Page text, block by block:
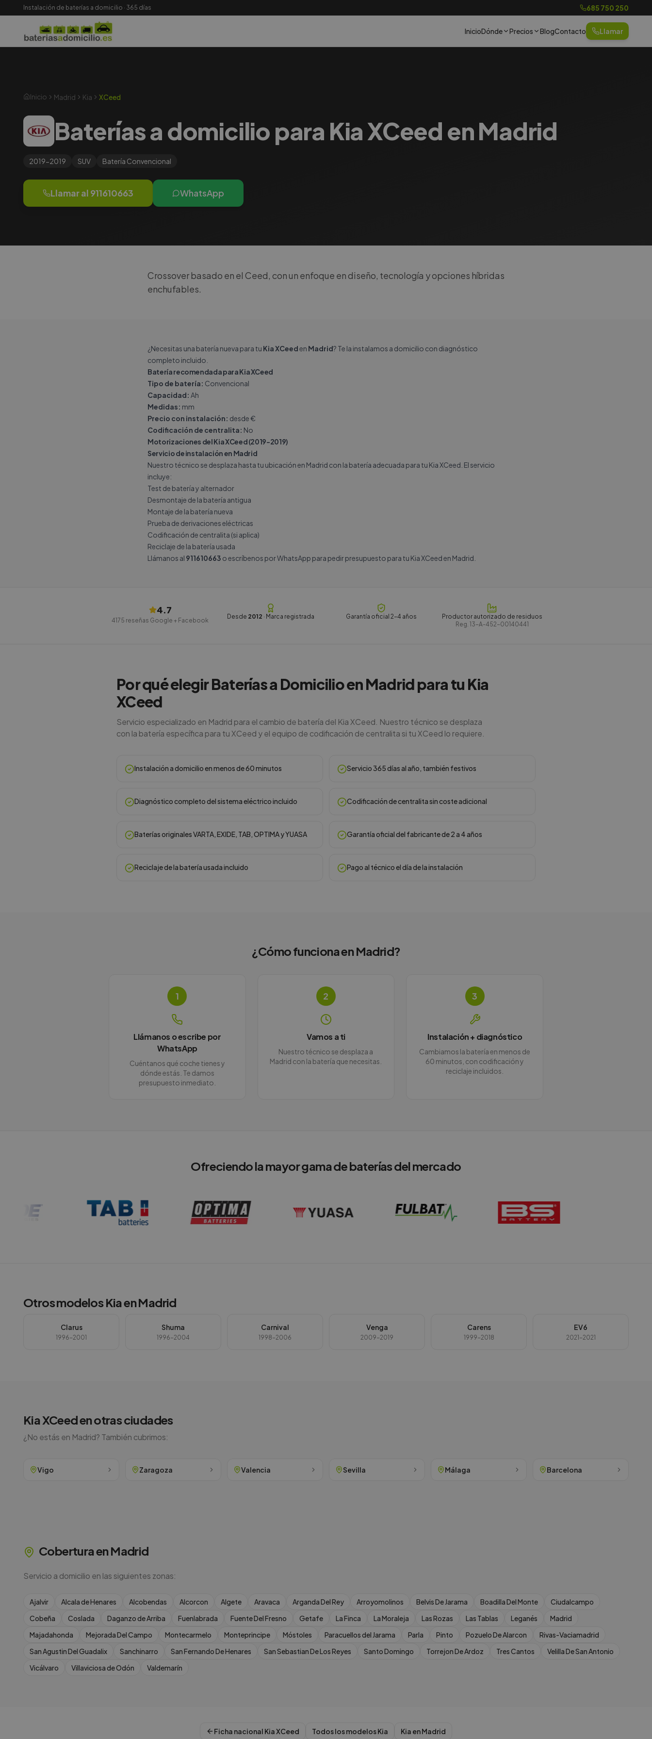
Instalación de baterías a domicilio · 365 días 685 750 250
InicioDónde Precios BlogContacto Llamar
Inicio Madrid Kia XCeed
Baterías a domicilio para Kia XCeed en Madrid
2019-2019 SUV Batería Convencional
Llamar al 911610663 WhatsApp
Crossover basado en el Ceed, con un enfoque en diseño, tecnología y opciones híbridas
enchufables.
¿Necesitas una batería nueva para tu Kia XCeeden Madrid? Te la instalamos a domicilio con diagnóstico
completo incluido.
Batería recomendada para Kia XCeed
Tipo de batería: Convencional
Capacidad: Ah
Medidas: mm
Precio con instalación: desde €
Codificación de centralita: No
Motorizaciones del Kia XCeed (2019-2019)
Servicio de instalación en Madrid
Nuestro técnico se desplaza hasta tu ubicación en Madrid con la batería adecuada para tu Kia XCeed. El servicio
incluye:
Test de batería y alternador
Desmontaje de la batería antigua
Montaje de la batería nueva
Prueba de derivaciones eléctricas
Codificación de centralita (si aplica)
Reciclaje de la batería usada
Llámanos al 911610663 o escríbenos porWhatsApp para pedir presupuesto para tu Kia XCeed en Madrid.
4.7
4175 reseñas Google + Facebook
Desde 2012 · Marca registrada Garantía oficial 2-4 años
Productor autorizado de residuos
Reg. 13-A-452-00140441
Por qué elegir Baterías a Domicilio en Madrid para tu Kia
XCeed
Servicio especializado en Madrid para el cambio de batería del Kia XCeed. Nuestro técnico se desplaza
con la batería específica para tu XCeed y el equipo de codificación de centralita si tu XCeed lo requiere.
Instalación a domicilio en menos de 60 minutos Servicio 365 días al año, también festivos
Diagnóstico completo del sistema eléctrico incluido Codificación de centralita sin coste adicional
Baterías originales VARTA, EXIDE, TAB, OPTIMA y YUASA Garantía oficial del fabricante de 2 a 4 años
Reciclaje de la batería usada incluido Pago al técnico el día de la instalación
¿Cómo funciona enMadrid?
1
Llámanos o escribe por
WhatsApp
Cuéntanos qué coche tienes y
dónde estás. Te damos
presupuesto inmediato.
2
Vamos a ti
Nuestro técnico se desplaza a
Madrid con la batería que necesitas.
3
Instalación + diagnóstico
Cambiamos la batería en menos de
60 minutos, con codificación y
reciclaje incluidos.
Ofreciendo la mayor gama de baterías del mercado
Otros modelosKiaenMadrid
Clarus
1996-2001
Shuma
1996-2004
Carnival
1998-2006
Venga
2009-2019
Carens
1999-2018
EV6
2021-2021
KiaXCeeden otras ciudades
¿No estás en Madrid? También cubrimos:
Vigo Zaragoza Valencia Sevilla Málaga Barcelona
Cobertura enMadrid
Servicio a domicilio en las siguientes zonas:
Ajalvir Alcala de Henares Alcobendas Alcorcon Algete Aravaca Arganda Del Rey Arroyomolinos Belvis De Jarama Boadilla Del Monte
Ciudalcampo
Cobeña
Coslada Daganzo de Arriba Fuenlabrada Fuente Del Fresno Getafe La Finca La Moraleja Las Rozas Las Tablas Leganés
Madrid
Majadahonda
Mejorada Del Campo Montecarmelo Monteprincipe Móstoles Paracuellos del Jarama Parla Pinto Pozuelo De Alarcon
Rivas-Vaciamadrid
San Agustin Del Guadalix
Sanchinarro San Fernando De Henares San Sebastian De Los Reyes Santo Domingo Torrejon De Ardoz Tres Cantos
Velilla De San Antonio
Vicálvaro
Villaviciosa de Odón Valdemarín
Ficha nacional KiaXCeed Todos los modelosKia Kia enMadrid